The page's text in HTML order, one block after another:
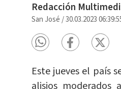
Redacción
San José /30.03.2023
Este jueves el país
alisios moderados